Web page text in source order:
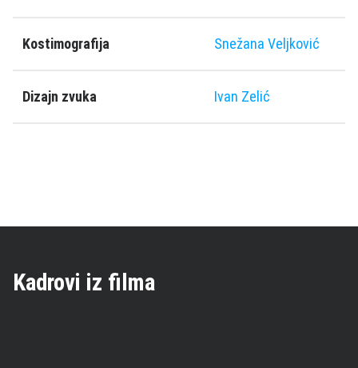
Kostimografija Snežana Veljković
Dizajn zvuka Ivan Zelić
Kadrovi iz filma